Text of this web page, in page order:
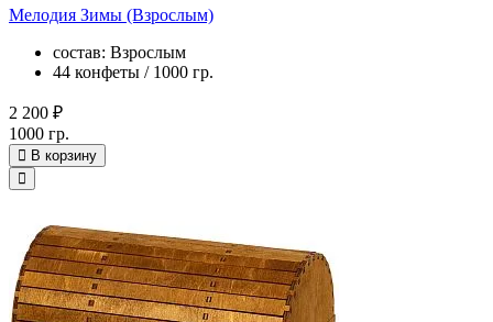
Мелодия Зимы (Взрослым)
состав: Взрослым
44 конфеты / 1000 гр.
2 200 ₽
1000 гр.
В корзину